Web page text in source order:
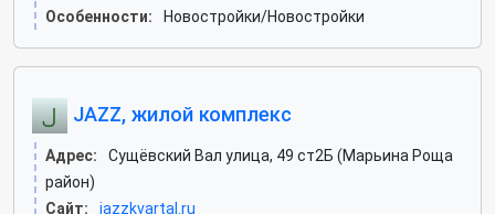
Особенности:
Новостройки/Новостройки
JAZZ, жилой комплекс
Адрес:
Сущёвский Вал улица, 49 ст2Б (Марьина Роща
район)
Сайт:
jazzkvartal.ru